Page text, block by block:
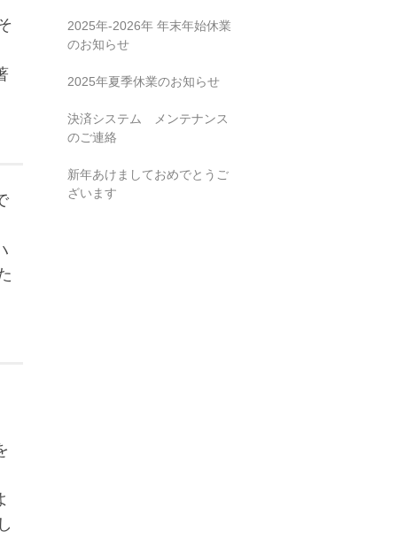
2025年‐2026年 年末年始休業
のお知らせ
2025年夏季休業のお知らせ
決済システム メンテナンス
のご連絡
新年あけましておめでとうご
ざいます